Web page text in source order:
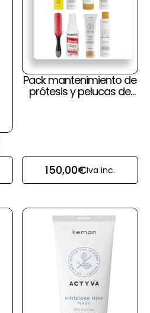
Pack mantenimiento de
prótesis y pelucas de
pelo natural y cuero
150,00€Iva inc.